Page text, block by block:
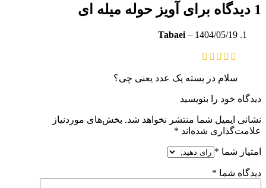
1 دیدگاه برای آویز حوله میله ای
Tabaei – 1404/05/19
سلام در بسته یک عدد یعنی چی؟
دیدگاه خود را بنویسید
نشانی ایمیل شما منتشر نخواهد شد. بخش‌های موردنیاز
علامت‌گذاری شده‌اند *
امتیاز شما *
دیدگاه شما *